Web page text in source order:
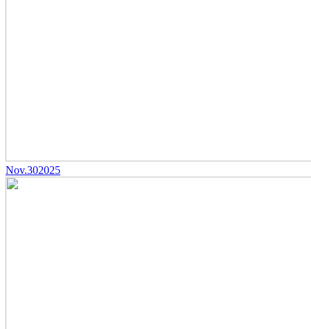
Nov.302025